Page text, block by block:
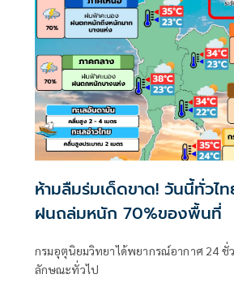
ห้ามลืมร่มเด็ดขาด! วันนี้ทั่วไ
ฝนถล่มหนัก 70%ของพื้นที่
กรมอุตุนิยมวิทยาได้พยากรณ์อากาศ 24 ชั่ว
ลักษณะทั่วไป